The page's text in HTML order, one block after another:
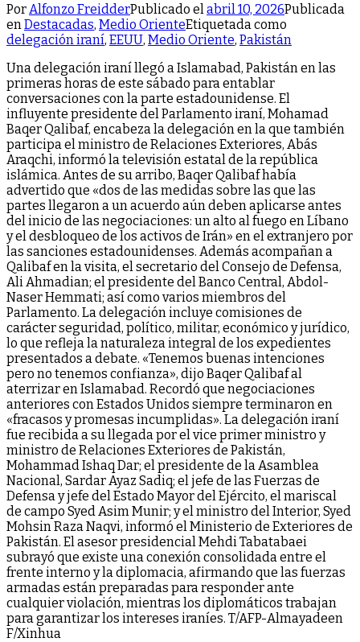
PorAlfonzo FreidderPublicado elabril 10, 2026Publicada
enDestacadas, Medio OrienteEtiquetada como
delegación iraní, EEUU, Medio Oriente, Pakistán
Una delegación iraní llegó a Islamabad, Pakistán en las
primeras horas de este sábado para entablar
conversaciones con la parte estadounidense. El
influyente presidente del Parlamento iraní, Mohamad
Baqer Qalibaf, encabeza la delegación en la que también
participa el ministro de Relaciones Exteriores, Abás
Araqchi, informó la televisión estatal de la república
islámica. Antes de su arribo, Baqer Qalibaf había
advertido que «dos de las medidas sobre las que las
partes llegaron a un acuerdo aún deben aplicarse antes
del inicio de las negociaciones: un alto al fuego en Líbano
y el desbloqueo de los activos de Irán» en el extranjero por
las sanciones estadounidenses. Además acompañan a
Qalibaf en la visita, el secretario del Consejo de Defensa,
Ali Ahmadian; el presidente del Banco Central, Abdol-
Naser Hemmati; así como varios miembros del
Parlamento. La delegación incluye comisiones de
carácter seguridad, político, militar, económico y jurídico,
lo que refleja la naturaleza integral de los expedientes
presentados a debate. «Tenemos buenas intenciones
pero no tenemos confianza», dijo Baqer Qalibaf al
aterrizar en Islamabad. Recordó que negociaciones
anteriores con Estados Unidos siempre terminaron en
«fracasos y promesas incumplidas». La delegación iraní
fue recibida a su llegada por el vice primer ministro y
ministro de Relaciones Exteriores de Pakistán,
Mohammad Ishaq Dar; el presidente de la Asamblea
Nacional, Sardar Ayaz Sadiq; el jefe de las Fuerzas de
Defensa y jefe del Estado Mayor del Ejército, el mariscal
de campo Syed Asim Munir; y el ministro del Interior, Syed
Mohsin Raza Naqvi, informó el Ministerio de Exteriores de
Pakistán. El asesor presidencial Mehdi Tabatabaei
subrayó que existe una conexión consolidada entre el
frente interno y la diplomacia, afirmando que las fuerzas
armadas están preparadas para responder ante
cualquier violación, mientras los diplomáticos trabajan
para garantizar los intereses iraníes. T/AFP-Almayadeen
F/Xinhua